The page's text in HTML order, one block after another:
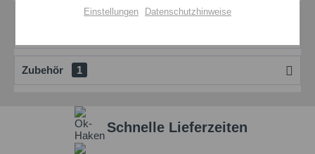
Produktdatenblatt
Zubehör 1
Schnelle Lieferzeiten
Einstellungen Datenschutzhinweise